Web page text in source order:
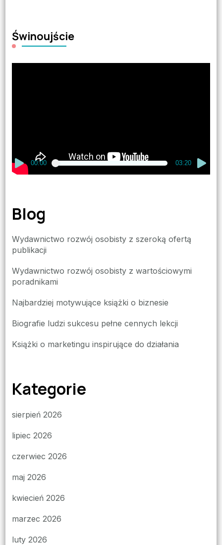
Świnoujście
00:00 03:20
Blog
Wydawnictwo rozwój osobisty z szeroką ofertą
publikacji
Wydawnictwo rozwój osobisty z wartościowymi
poradnikami
Najbardziej motywujące książki o biznesie
Biografie ludzi sukcesu pełne cennych lekcji
Książki o marketingu inspirujące do działania
Kategorie
sierpień 2026
lipiec 2026
czerwiec 2026
maj 2026
kwiecień 2026
marzec 2026
luty 2026